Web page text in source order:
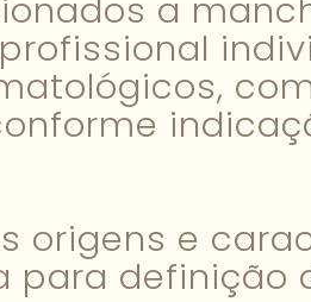
a
origens e
para definição